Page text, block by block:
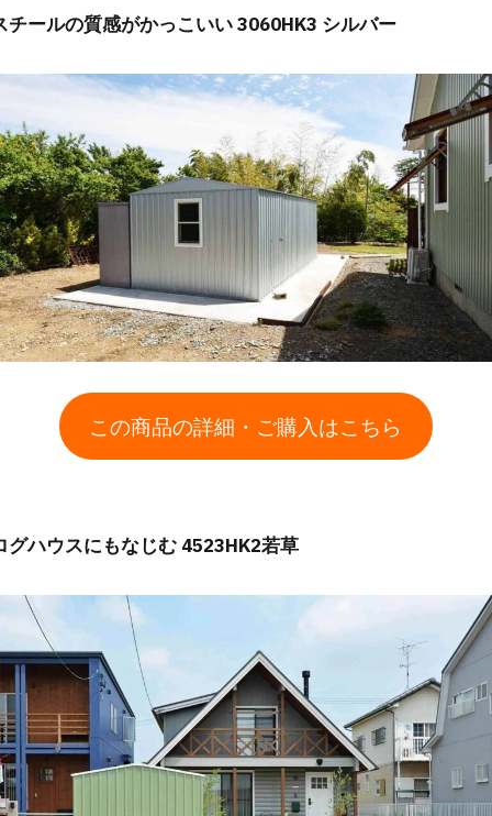
チールの質感がかっこいい 3060HK3 シルバー
この商品の詳細・ご購入はこちら
グハウスにもなじむ 4523HK2若草